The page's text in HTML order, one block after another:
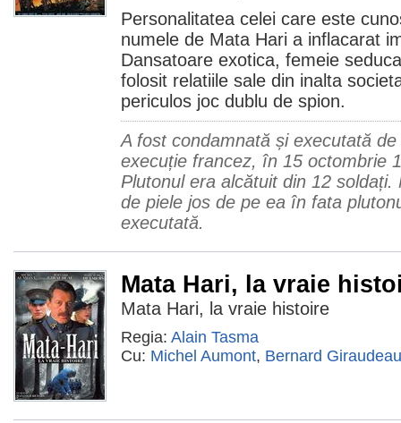
Personalitatea celei care este
numele de Mata Hari a inflacarat
Dansatoare exotica, femeie
folosit relatiile sale din inalta
periculos joc dublu de spion.
A fost condamnată și executată
execuție francez, în 15 octombrie
Plutonul era alcătuit din 12
de piele jos de pe ea în fata
executată.
Mata Hari, la vraie
Mata Hari, la vraie histoire
Regia: Alain Tasma
Cu: Michel Aumont, Bernard Giraudeau